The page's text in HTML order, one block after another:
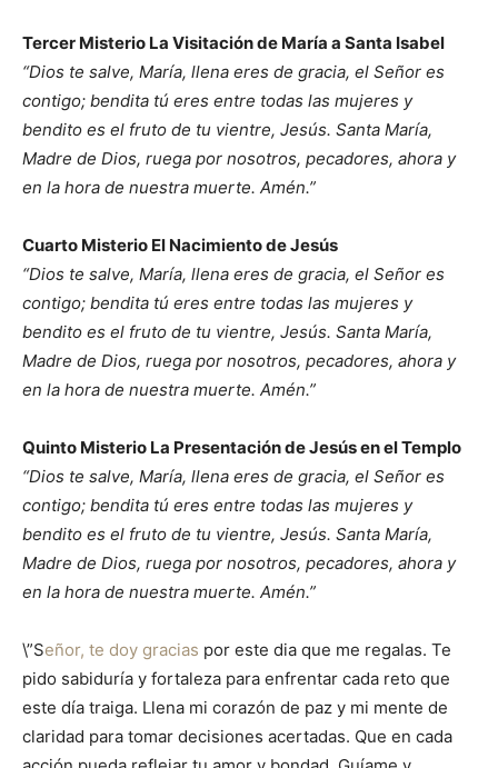
Tercer Misterio La Visitación de María a Santa Isabel
“Dios te salve, María, llena eres de gracia, el Señor es
contigo; bendita tú eres entre todas las mujeres y
bendito es el fruto de tu vientre, Jesús. Santa María,
Madre de Dios, ruega por nosotros, pecadores, ahora y
en la hora de nuestra muerte. Amén.”
Cuarto Misterio El Nacimiento de Jesús
“Dios te salve, María, llena eres de gracia, el Señor es
contigo; bendita tú eres entre todas las mujeres y
bendito es el fruto de tu vientre, Jesús. Santa María,
Madre de Dios, ruega por nosotros, pecadores, ahora y
en la hora de nuestra muerte. Amén.”
Quinto Misterio La Presentación de Jesús en el Templo
“Dios te salve, María, llena eres de gracia, el Señor es
contigo; bendita tú eres entre todas las mujeres y
bendito es el fruto de tu vientre, Jesús. Santa María,
Madre de Dios, ruega por nosotros, pecadores, ahora y
en la hora de nuestra muerte. Amén.”
\”Señor, te doy gracias por este dia que me regalas. Te
pido sabiduría y fortaleza para enfrentar cada reto que
este día traiga. Llena mi corazón de paz y mi mente de
claridad para tomar decisiones acertadas. Que en cada